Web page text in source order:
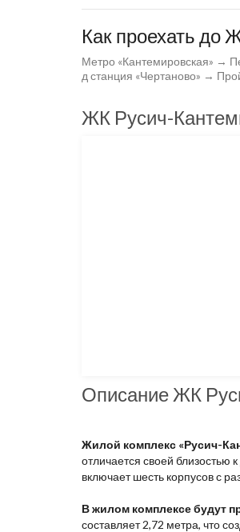
Как проехать до
Метро «Кантемировская» →
д станция «Чертаново» →
ЖК Русич-
Описание ЖК
Жилой комплекс «Русич-
отличается своей близостью
включает шесть корпусов с
В жилом комплексе будут
составляет 2,72 метра, что